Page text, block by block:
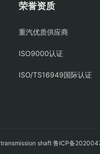
荣誉资质
重汽优质供应商
ISO9000认证
ISO/TS16949国际认证
transmission shaft 鲁ICP备